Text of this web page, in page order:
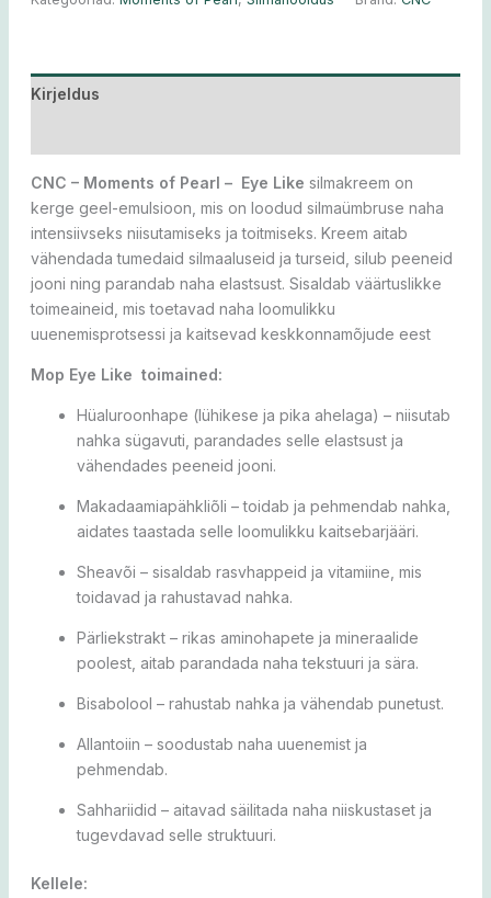
Kirjeldus
CNC – Moments of Pearl – Eye Like silmakreem on
kerge geel-emulsioon, mis on loodud silmaümbruse naha
intensiivseks niisutamiseks ja toitmiseks. Kreem aitab
vähendada tumedaid silmaaluseid ja turseid, silub peeneid
jooni ning parandab naha elastsust. Sisaldab väärtuslikke
toimeaineid, mis toetavad naha loomulikku
uuenemisprotsessi ja kaitsevad keskkonnamõjude eest
Mop Eye Like toimained:
Hüaluroonhape (lühikese ja pika ahelaga) – niisutab
nahka sügavuti, parandades selle elastsust ja
vähendades peeneid jooni.
Makadaamiapähkliõli –toidab ja pehmendab nahka,
aidates taastada selle loomulikku kaitsebarjääri.
Sheavõi – sisaldab rasvhappeid ja vitamiine, mis
toidavad ja rahustavad nahka.
Pärliekstrakt – rikas aminohapete ja mineraalide
poolest, aitab parandada naha tekstuuri ja sära.
Bisabolool – rahustab nahka ja vähendab punetust.
Allantoiin – soodustab naha uuenemist ja
pehmendab.
Sahhariidid – aitavad säilitada naha niiskustaset ja
tugevdavad selle struktuuri.
Kellele: